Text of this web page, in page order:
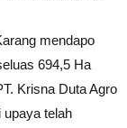
mendapo
694,5 Ha
Krisna Duta Agro
upaya telah